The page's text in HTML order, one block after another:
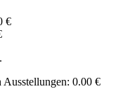
€
0.00 €